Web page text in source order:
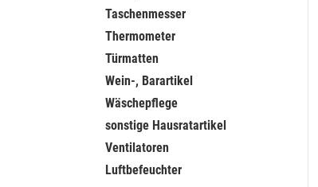
Taschenmesser
Thermometer
Türmatten
Wein-, Barartikel
Wäschepflege
sonstige Hausratartikel
Ventilatoren
Luftbefeuchter